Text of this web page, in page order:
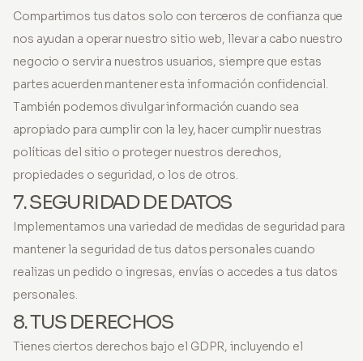
Compartimos tus datos solo con terceros de confianza que
nos ayudan a operar nuestro sitio web, llevar a cabo nuestro
negocio o servir a nuestros usuarios, siempre que estas
partes acuerden mantener esta información confidencial.
También podemos divulgar información cuando sea
apropiado para cumplir con la ley, hacer cumplir nuestras
políticas del sitio o proteger nuestros derechos,
propiedades o seguridad, o los de otros.
7. SEGURIDAD DE DATOS
Implementamos una variedad de medidas de seguridad para
mantener la seguridad de tus datos personales cuando
realizas un pedido o ingresas, envías o accedes a tus datos
personales.
8. TUS DERECHOS
Tienes ciertos derechos bajo el GDPR, incluyendo el